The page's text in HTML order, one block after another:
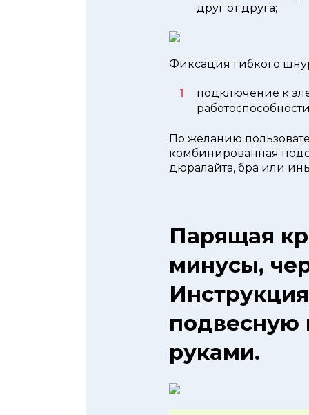
друг от друга;
Фиксация гибкого
подключение к
По желанию
комбинированная
дюралайта, бра или
Парящая
минусы,
подвесную
руками.